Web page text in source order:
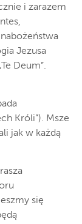
i zarazem
Jezusa
Deum”.
Króli”). Msze
jak w każdą
się